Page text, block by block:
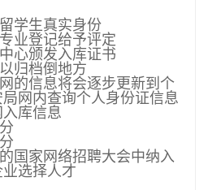
学生真实身份
业登记给予评定
心颁发入库证书
归档倒地方
的信息将会逐步更新到个
网内查询个人身份证信息
库信息
国家网络招聘大会中纳入
选择人才